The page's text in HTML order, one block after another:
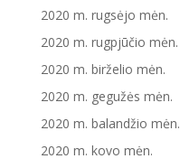
2020 m. rugsėjo mėn.
2020 m. rugpjūčio mėn.
2020 m. birželio mėn.
2020 m. gegužės mėn.
2020 m. balandžio mėn.
2020 m. kovo mėn.